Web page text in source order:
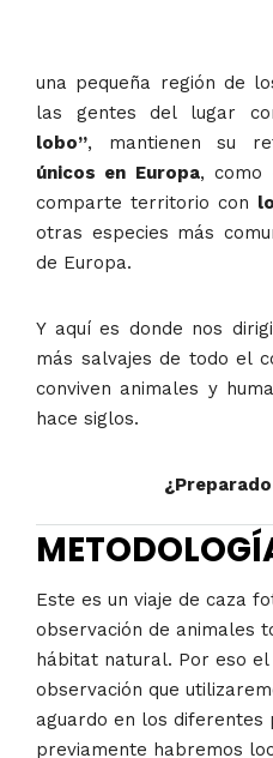
una pequeña región de
las gentes del lugar
lobo”, mantienen su
únicos en Europa, como
comparte territorio con
otras especies más
de Europa.
Y aquí es donde nos
más salvajes de todo el
conviven animales y
hace siglos.
Este es un viaje de caza
observación de animales
hábitat natural. Por eso
observación que
aguardo en los diferentes
previamente habremos